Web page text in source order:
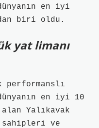
en iyi
biri oldu.
yat limanı
en iyi 10
Yalıkavak
sahipleri ve